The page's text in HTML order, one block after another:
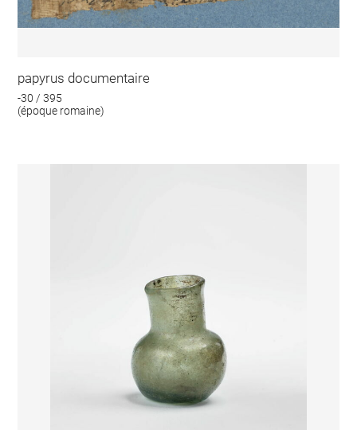
papyrus documentaire
-30 / 395
(époque romaine)